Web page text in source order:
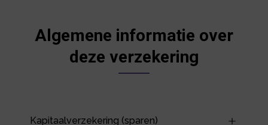
Algemene informatie over
deze verzekering
Kapitaalverzekering (sparen)